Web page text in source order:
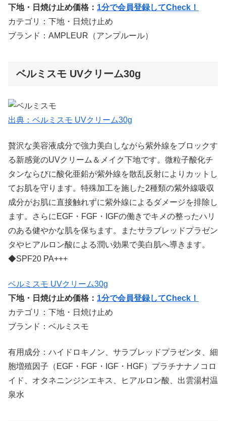
下地・日焼け止め価格： 1分で会員登録してCheck！
カテゴリ：下地・日焼け止め
ブランド：AMPLEUR（アンプルール）
ベルミスモ UVクリーム30g
出典：ベルミスモ UVクリーム30g
贅沢な美容液成分で強力美白しながら紫外線をブロックす
る新感覚のUVクリーム＆メイク下地です。微粒子酸化チ
タンならびに酸化亜鉛が紫外線を散乱反射によりカットし
てお肌を守ります。特殊加工を施した2種類の紫外線吸収
成分がお肌に直接触れずに紫外線によるダメージを排除し
ます。さらにEGF・FGF・IGFの働きでキメの整ったハリ
のある健やかな肌を保ちます。またサラブレッドプラゼン
タやヒアルロン酸による潤い効果で美白肌へ導きます。
◆SPF20 PA+++
ベルミスモ UVクリーム30g
下地・日焼け止め価格： 1分で会員登録してCheck！
カテゴリ：下地・日焼け止め
ブランド：ベルミスモ
有用成分：ハイドロキノン、サラブレッドプラゼンタ、細
胞増殖因子（EGF・FGF・IGF・HGF）プラチナナノコロ
イド、オタネニンジンエキス、ヒアルロン酸、出雲湯村温
泉水